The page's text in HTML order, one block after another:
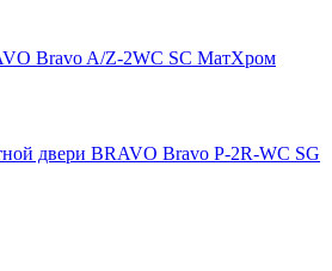
Bravo A/Z-2WC SC МатХром
двери BRAVO Bravo P-2R-WC SG